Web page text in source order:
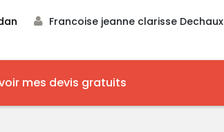
Francoise jeanne clarisse Dechaux
mes devis gratuits